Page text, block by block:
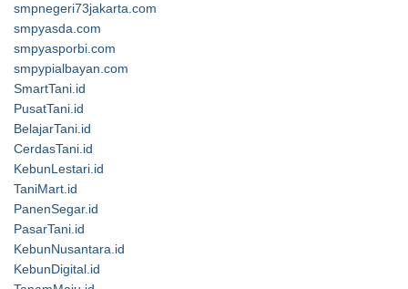
smpnegeri73jakarta.com
smpyasda.com
smpyasporbi.com
smpypialbayan.com
SmartTani.id
PusatTani.id
BelajarTani.id
CerdasTani.id
KebunLestari.id
TaniMart.id
PanenSegar.id
PasarTani.id
KebunNusantara.id
KebunDigital.id